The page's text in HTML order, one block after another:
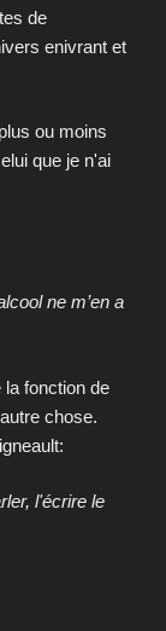
de
enivrant et
ou moins
que je n'ai
ne m’en a
la fonction de
chose.
l'écrire le